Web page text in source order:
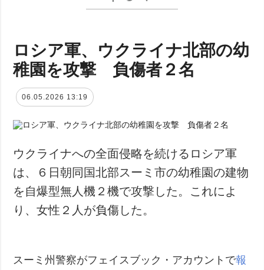
ロシア軍、ウクライナ北部の幼
稚園を攻撃 負傷者２名
06.05.2026 13:19
ウクライナへの全面侵略を続けるロシア軍
は、６日朝同国北部スーミ市の幼稚園の建物
を自爆型無人機２機で攻撃した。これによ
り、女性２人が負傷した。
スーミ州警察がフェイスブック・アカウントで報